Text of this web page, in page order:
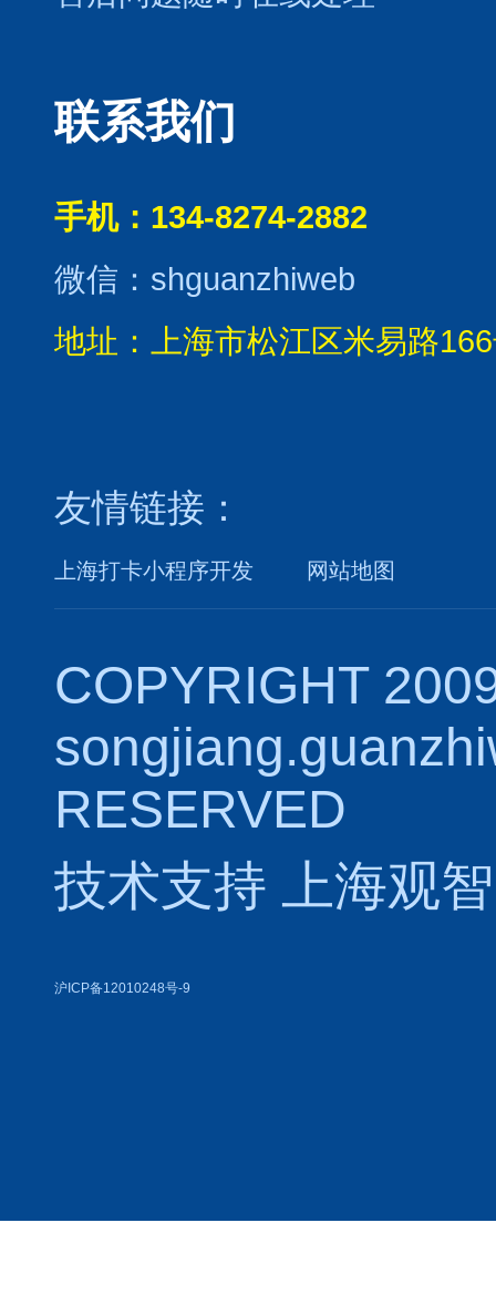
联系我们
手机：134-8274-2882
微信：shguanzhiweb
地址：上海市松江区米易路
友情链接：
上海打卡小程序开发 网站地图
COPYRIGHT
RESERVED
技术支持
上海观
沪ICP备12010248号-9